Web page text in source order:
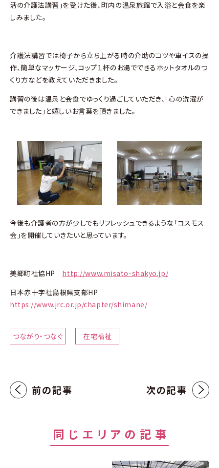
活の介護法講習」を受けた後、町内の温泉旅館で入浴と会食を楽
しみました。
介護法講習では椅子から立ち上がる時の介助のコツや車イスの操
作、簡単なマッサージ、コップ１杯のお湯でできるホットタオルのつ
くり方などを教えていただきました。
講習の後は温泉と会食でゆっくり過ごしていただき、「心の洗濯が
できました」と嬉しいお言葉を頂きました。
今後も介護者の方が少しでもリフレッシュできるような「コスモス
会」を開催していきたいと思っています。
美郷町社協HP http://www.misato-shakyo.jp/
日本赤十字社島根県支部HP
https://www.jrc.or.jp/chapter/shimane/
つながり・つなぐ 在宅福祉
前の記事 次の記事
同じエリアの記事